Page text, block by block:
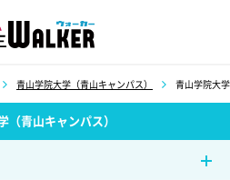
青山学院大学（青山キャンパス） 青山学院大
（青山キャンパス）